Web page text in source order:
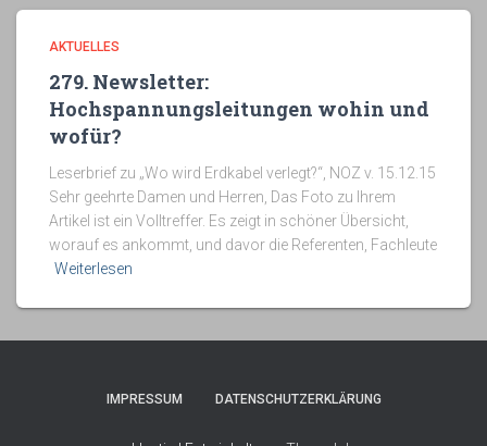
AKTUELLES
279. Newsletter:
Hochspannungsleitungen wohin und
wofür?
Leserbrief zu „Wo wird Erdkabel verlegt?“, NOZ v. 15.12.15
Sehr geehrte Damen und Herren, Das Foto zu Ihrem
Artikel ist ein Volltreffer. Es zeigt in schöner Übersicht,
worauf es ankommt, und davor die Referenten, Fachleute
Weiterlesen
IMPRESSUM DATENSCHUTZERKLÄRUNG